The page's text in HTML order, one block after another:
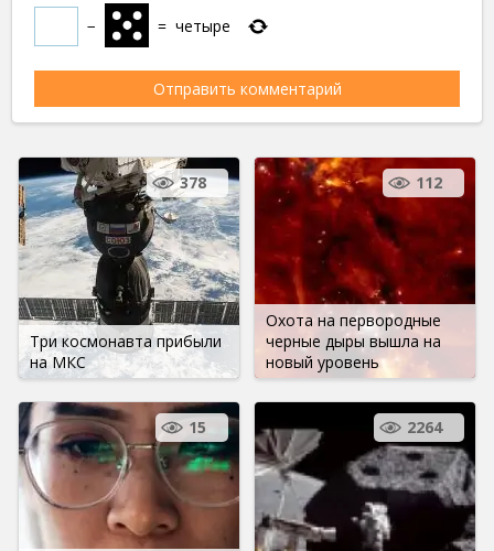
− = четыре
Три космонавта прибыли
на МКС
378
Охота на первородные
черные дыры вышла на
новый уровень
112
15 2264